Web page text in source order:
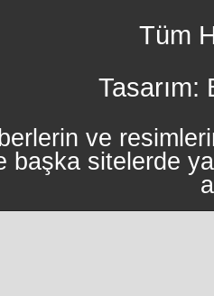
Tüm
Tasarım:
ve
başka sitelerde